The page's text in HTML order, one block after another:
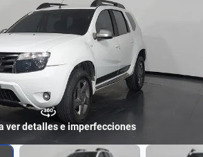
ver detalles e imperfecciones